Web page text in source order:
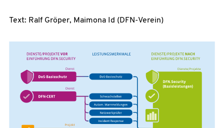
Text: Ralf Gröper, Maimona Id (DFN-Verein)